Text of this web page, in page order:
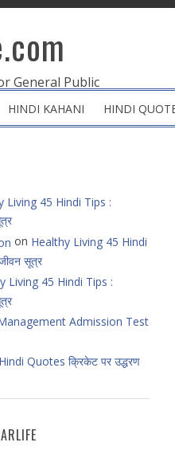
General Public
HINDI KAHANI HINDI
Living 45 Hindi Tips :
on Healthy Living 45 Hindi
सूत्र
Living 45 Hindi Tips :
Admission Test
Quotes क्रिकेट पर उद्धरण